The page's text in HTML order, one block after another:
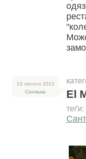
13 лютого 2012
Соняшка
El
теґи: